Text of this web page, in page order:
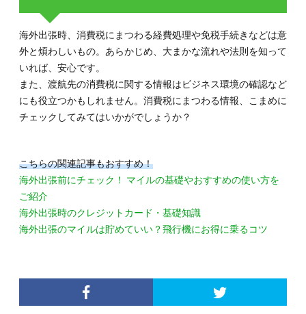
海外出張時、消費税にまつわる経費処理や免税手続きなどは意
外と煩わしいもの。あらかじめ、大まかな流れや法則を知って
いれば、安心です。
また、渡航先の消費税に関する情報はビジネス環境の確認など
にも役立つかもしれません。消費税にまつわる情報、こまめに
チェックしてみてはいかがでしょうか？
こちらの関連記事もおすすめ！
海外出張前にチェック！ マイルの基礎やおすすめの使い方を
ご紹介
海外出張時のクレジットカード・基礎知識
海外出張のマイルは貯めていい？飛行機にお得に乗るコツ